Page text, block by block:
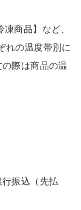
商品】など、
れの温度帯別に
際は商品の温
振込（先払